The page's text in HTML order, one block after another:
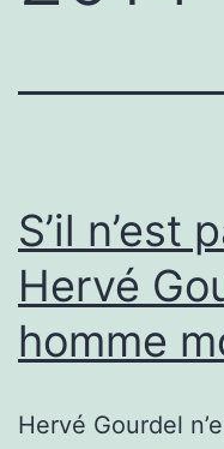
S’il n’est
Hervé
homme
Hervé Gourdel